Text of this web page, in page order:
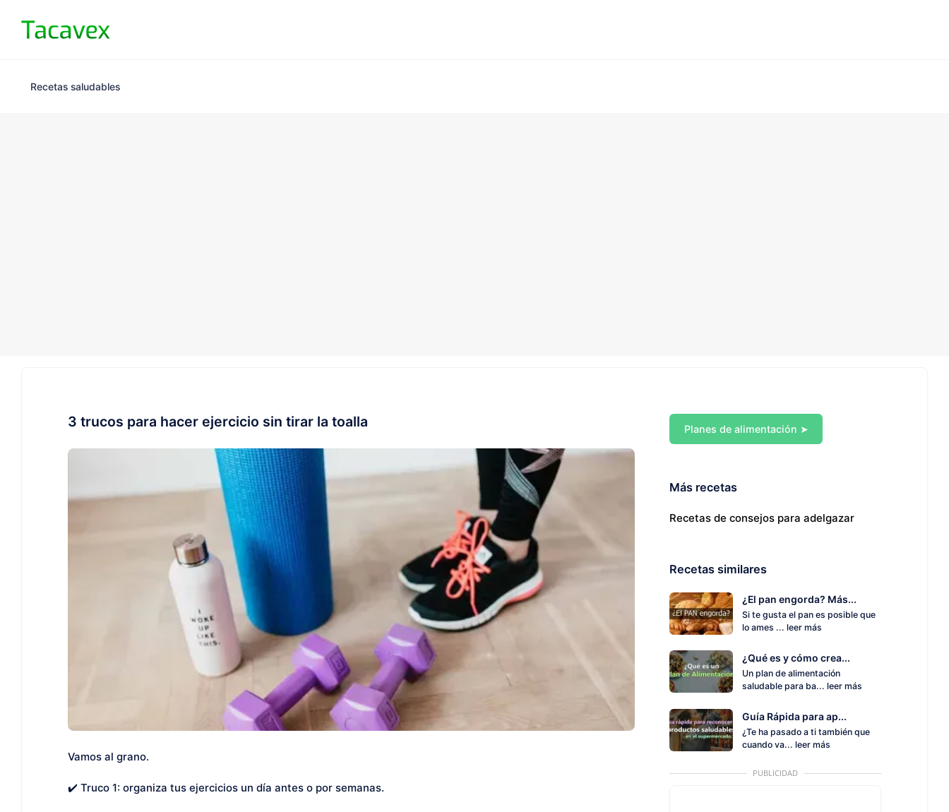
Recetas saludables
3 trucos para hacer ejercicio sin tirar la toalla
Vamos al grano.
✔️ Truco 1: organiza tus ejercicios un día antes o por semanas.
Planes de alimentación ➤
Más recetas
Recetas de consejos para adelgazar
Recetas similares
¿El pan engorda? Más...
Si te gusta el pan es posible que
lo ames ... leer más
¿Qué es y cómo crea...
Un plan de alimentación
saludable para ba... leer más
Guía Rápida para ap...
¿Te ha pasado a ti también que
cuando va... leer más
PUBLICIDAD